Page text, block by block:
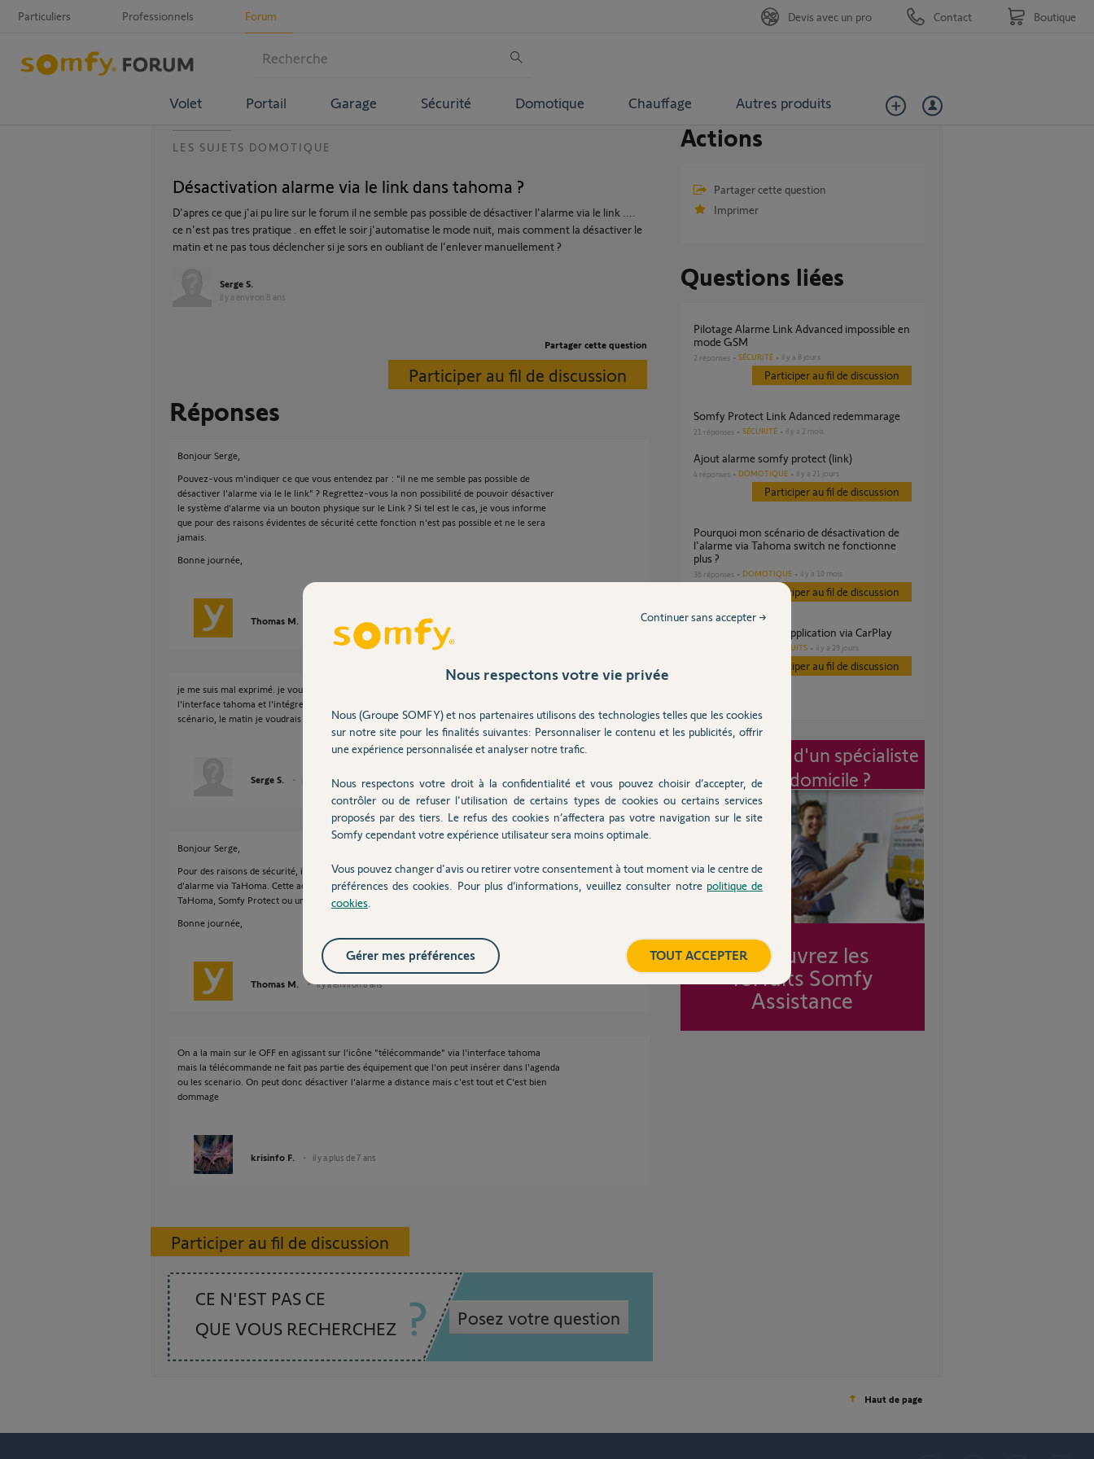
Particuliers Professionnels Forum
Volet Portail Garage Sécurité Domotique Chauffage Autres produits
Devis avec un pro Contact Boutique
LES SUJETS DOMOTIQUE
Désactivation alarme via le link dans tahoma ?
D'apres ce que j'ai pu lire sur le forum il ne semble pas possible de désactiver l'alarme via le link ....
ce n'est pas tres pratique . en effet le soir j'automatise le mode nuit, mais comment la désactiver le
matin et ne pas tous déclencher si je sors en oubliant de l'enlever manuellement ?
Serge S.
il y a environ 8 ans
Partager cette question
Participer au fil de discussion
Réponses
Bonjour Serge,
Pouvez-vous m'indiquer ce que vous entendez par : "il ne me semble pas possible de
désactiver l'alarme via le le link" ? Regrettez-vous la non possibilité de pouvoir désactiver
le système d'alarme via un bouton physique sur le Link ? Si tel est le cas, je vous informe
que pour des raisons évidentes de sécurité cette fonction n'est pas possible et ne le sera
jamais.
Bonne journée,
Thomas M. il y a environ 8 ans
je me suis mal exprimé. je voudrais pouvoir désactiver l'alarme via l'icône link dans
l'interface tahoma et l'intégrer dans un scénario. le soir je déclenche le mode nuit par un
scénario, le matin je voudrais le désactiver via un scénario tahoma
Serge S. il y a environ 8 ans
Bonjour Serge,
Pour des raisons de sécurité, il n'est pas possible de programmer un OFF d'un système
d'alarme via TaHoma. Cette action doit être réalisé manuellement via l'application
TaHoma, Somfy Protect ou un badge.
Bonne journée,
Thomas M. il y a environ 8 ans
On a la main sur le OFF en agissant sur l’icône "télécommande" via l'interface tahoma
mais la télécommande ne fait pas partie des équipement que l'on peut insérer dans l'agenda
ou les scenario. On peut donc désactiver l'alarme a distance mais c'est tout et C'est bien
dommage
krisinfo F. il y a plus de 7 ans
Participer au fil de discussion
CE N'EST PAS CE
QUE VOUS RECHERCHEZ
Posez votre question
Actions
Partager cette question
Imprimer
Questions liées
Pilotage Alarme Link Advanced impossible en
mode GSM
2 réponses SÉCURITÉ il y a 8 jours
Participer au fil de discussion
Somfy Protect Link Adanced redemmarage
21 réponses SÉCURITÉ il y a 2 mois
ajout alarme somfy protect (link)
4 réponses DOMOTIQUE il y a 21 jours
Participer au fil de discussion
Pourquoi mon scénario de désactivation de
l'alarme via Tahoma switch ne fonctionne
plus ?
36 réponses DOMOTIQUE il y a 10 mois
Participer au fil de discussion
Désactivation par l’application via CarPlay
AUTRES PRODUITS il y a 29 jours
Participer au fil de discussion
Intervention d'un spécialiste
à mon domicile ?
Découvrez les
forfaits Somfy
Assistance
Haut de page
Nous respectons votre vie privée
Nous (Groupe SOMFY) et nos partenaires utilisons des technologies telles que les cookies
sur notre site pour les finalités suivantes: Personnaliser le contenu et les publicités, offrir
une expérience personnalisée et analyser notre trafic.
Nous respectons votre droit à la confidentialité et vous pouvez choisir d’accepter, de
contrôler ou de refuser l'utilisation de certains types de cookies ou certains services
proposés par des tiers. Le refus des cookies n’affectera pas votre navigation sur le site
Somfy cependant votre expérience utilisateur sera moins optimale.
Vous pouvez changer d'avis ou retirer votre consentement à tout moment via le centre de
préférences des cookies. Pour plus d’informations, veuillez consulter notre politique de
cookies
Continuer sans accepter →
TOUT ACCEPTER
Gérer mes préférences